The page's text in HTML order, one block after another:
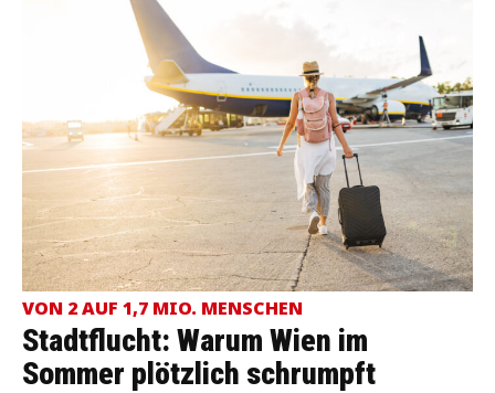
VON 2 AUF 1,7 MIO. MENSCHEN
Stadtflucht: Warum Wien im
Sommer plötzlich schrumpft